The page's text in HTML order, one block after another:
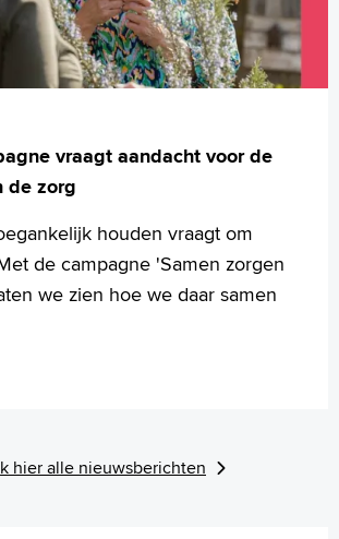
vraagt aandacht voor de
de zorg
houden vraagt om
de campagne 'Samen zorgen
we zien hoe we daar samen
hier alle nieuwsberichten